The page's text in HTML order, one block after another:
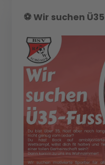
⚽️ Wir suchen